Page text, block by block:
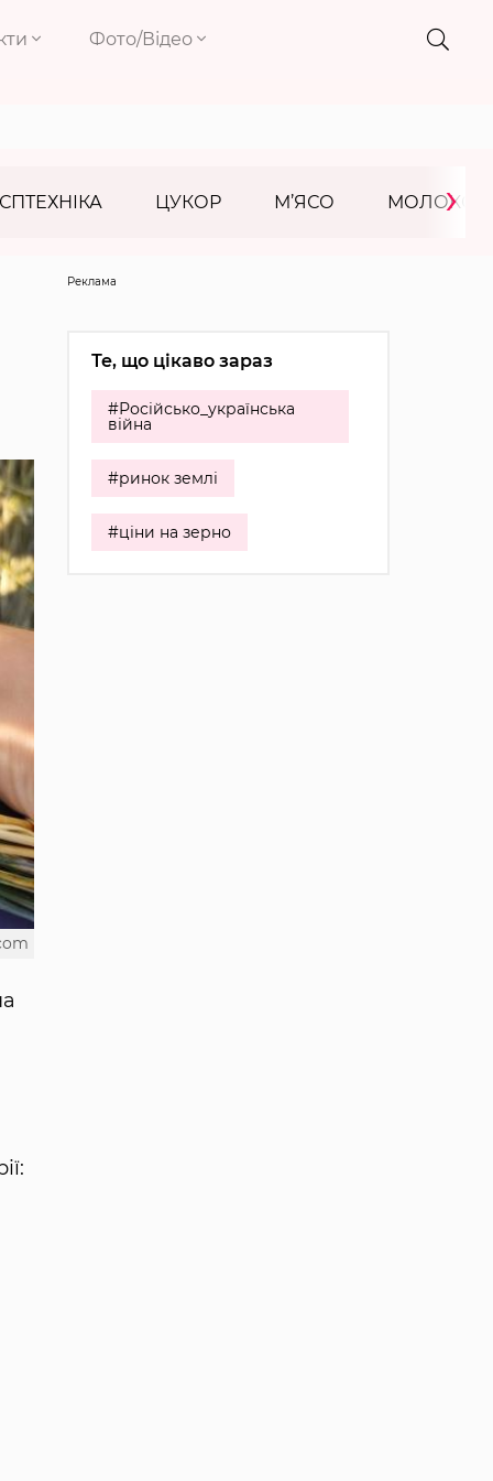
Фото/Відео
ЦУКОР М’ЯСО МОЛОКО
›
Реклама
Те, що цікаво зараз
#Російсько_українська
війна
#ринок землі
#ціни на зерно